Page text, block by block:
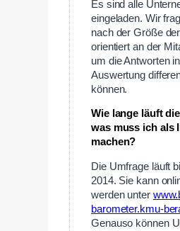
Es sind alle
eingeladen. Wir
nach der Größe
orientiert an der
um die Antworten
Auswertung
können.
Wie lange läuft
was muss ich als
machen?
Die Umfrage läuft
2014. Sie kann
werden unter
barometer.kmu-
Genauso können